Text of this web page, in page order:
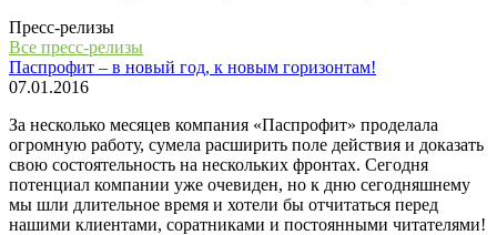
Пресс-релизы
Все пресс-релизы
Паспрофит – в новый год, к новым горизонтам!
07.01.2016
За несколько месяцев компания «Паспрофит» проделала
огромную работу, сумела расширить поле действия и доказать
свою состоятельность на нескольких фронтах. Сегодня
потенциал компании уже очевиден, но к дню сегодняшнему
мы шли длительное время и хотели бы отчитаться перед
нашими клиентами, соратниками и постоянными читателями!